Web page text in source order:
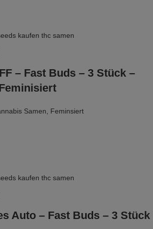
– Fast Buds – 3 Stück –
Samen, Feminsiert
Auto – Fast Buds – 3 Stück